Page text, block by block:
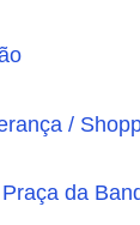
/
da